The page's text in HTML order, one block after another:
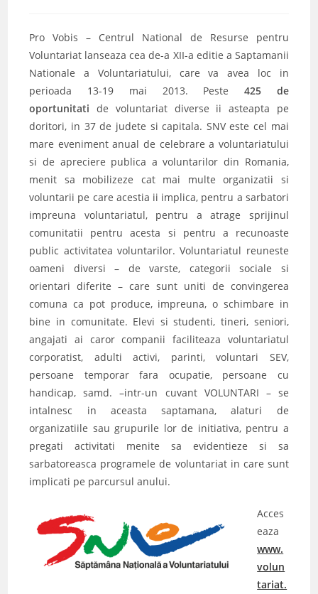
Pro Vobis – Centrul National de Resurse pentru
Voluntariat lanseaza cea de-a XII-a editie a Saptamanii
Nationale a Voluntariatului, care va avea loc in
perioada 13-19 mai 2013. Peste425 de
oportunitati de voluntariat diverse ii asteapta pe
doritori, in 37 de judete si capitala. SNV este cel mai
mare eveniment anual de celebrare a voluntariatului
si de apreciere publica a voluntarilor din Romania,
menit sa mobilizeze cat mai multe organizatii si
voluntarii pe care acestia ii implica, pentru a sarbatori
impreuna voluntariatul, pentru a atrage sprijinul
comunitatii pentru acesta si pentru a recunoaste
public activitatea voluntarilor. Voluntariatul reuneste
oameni diversi – de varste, categorii sociale si
orientari diferite – care sunt uniti de convingerea
comuna ca pot produce, impreuna, o schimbare in
bine in comunitate. Elevi si studenti, tineri, seniori,
angajati ai caror companii faciliteaza voluntariatul
corporatist, adulti activi, parinti, voluntari SEV,
persoane temporar fara ocupatie, persoane cu
handicap, samd. –intr-un cuvant VOLUNTARI – se
intalnesc in aceasta saptamana, alaturi de
organizatiile sau grupurile lor de initiativa, pentru a
pregati activitati menite sa evidentieze si sa
sarbatoreasca programele de voluntariat in care sunt
implicati pe parcursul anului.
Acces
eaza
www.
volun
tariat.